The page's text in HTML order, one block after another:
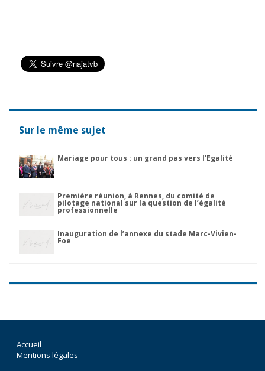
Sur le même sujet
Mariage pour tous : un grand pas vers l’Egalité
Première réunion, à Rennes, du comité de
pilotage national sur la question de l’égalité
professionnelle
Inauguration de l’annexe du stade Marc-Vivien-
Foe
Accueil
Mentions légales